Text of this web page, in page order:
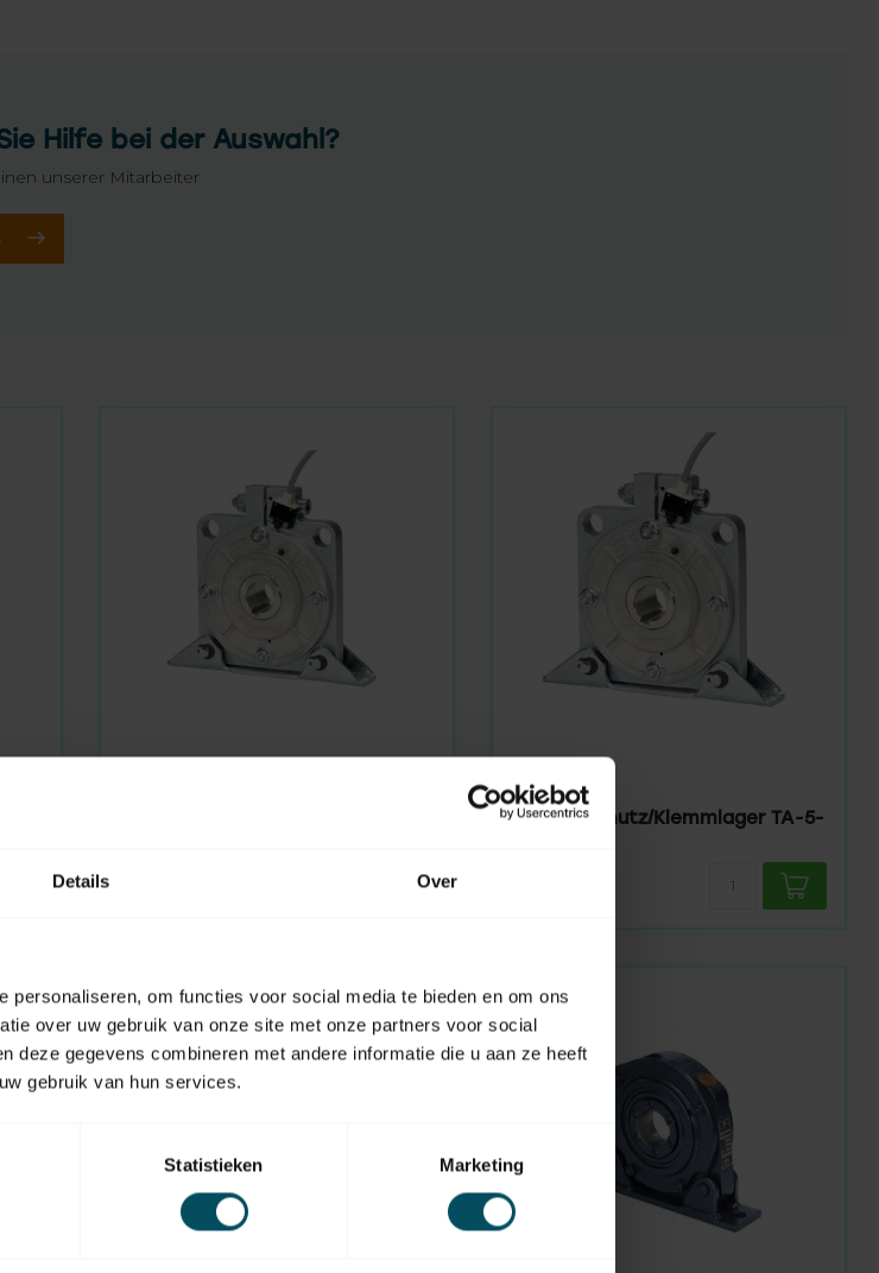
Details Over
personaliseren, om functies voor social media te bieden en om ons
over uw gebruik van onze site met onze partners voor social
deze gegevens combineren met andere informatie die u aan ze heeft
gebruik van hun services.
Statistieken Marketing
Hilfe bei der Auswahl?
unserer Mitarbeiter
Auf Lager
Überrollschutz/Klemmlager TA-5-